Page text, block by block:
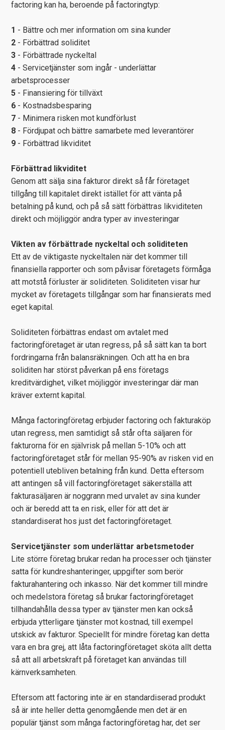
factoring kan ha, beroende på factoringtyp:
1 - Bättre och mer information om sina kunder
2 - Förbättrad soliditet
3 - Förbättrade nyckeltal
4 - Servicetjänster som ingår - underlättar
arbetsprocesser
5 - Finansiering för tillväxt
6 - Kostnadsbesparing
7 - Minimera risken mot kundförlust
8 - Fördjupat och bättre samarbete med leverantörer
9 - Förbättrad likviditet
Förbättrad likviditet
Genom att sälja sina fakturor direkt så får företaget
tillgång till kapitalet direkt istället för att vänta på
betalning på kund, och på så sätt förbättras likviditeten
direkt och möjliggör andra typer av investeringar
Vikten av förbättrade nyckeltal och soliditeten
Ett av de viktigaste nyckeltalen när det kommer till
finansiella rapporter och som påvisar företagets förmåga
att motstå förluster är soliditeten. Soliditeten visar hur
mycket av företagets tillgångar som har finansierats med
eget kapital.
Soliditeten förbättras endast om avtalet med
factoringföretaget är utan regress, på så sätt kan ta bort
fordringarna från balansräkningen. Och att ha en bra
soliditen har störst påverkan på ens företags
kreditvärdighet, vilket möjliggör investeringar där man
kräver externt kapital.
Många factoringföretag erbjuder factoring och fakturaköp
utan regress, men samtidigt så står ofta säljaren för
fakturorna för en självrisk på mellan 5-10% och att
factoringföretaget står för mellan 95-90% av risken vid en
potentiell utebliven betalning från kund. Detta eftersom
att antingen så vill factoringföretaget säkerställa att
fakturasäljaren är noggrann med urvalet av sina kunder
och är beredd att ta en risk, eller för att det är
standardiserat hos just det factoringföretaget.
Servicetjänster som underlättar arbetsmetoder
Lite större företag brukar redan ha processer och tjänster
satta för kundreshanteringer, uppgifter som berör
fakturahantering och inkasso. När det kommer till mindre
och medelstora företag så brukar factoringföretaget
tillhandahålla dessa typer av tjänster men kan också
erbjuda ytterligare tjänster mot kostnad, till exempel
utskick av fakturor. Speciellt för mindre företag kan detta
vara en bra grej, att låta factoringföretaget sköta allt detta
så att all arbetskraft på företaget kan användas till
kärnverksamheten.
Eftersom att factoring inte är en standardiserad produkt
så är inte heller detta genomgående men det är en
populär tjänst som många factoringföretag har, det ser